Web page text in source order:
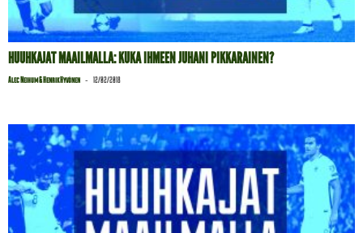
HUUHKAJAT MAAILMALLA: KUKA IHMEEN JUHANI PIKKARAINEN?
Alec Neihum & Henrik Hyvönen - 12/02/2018